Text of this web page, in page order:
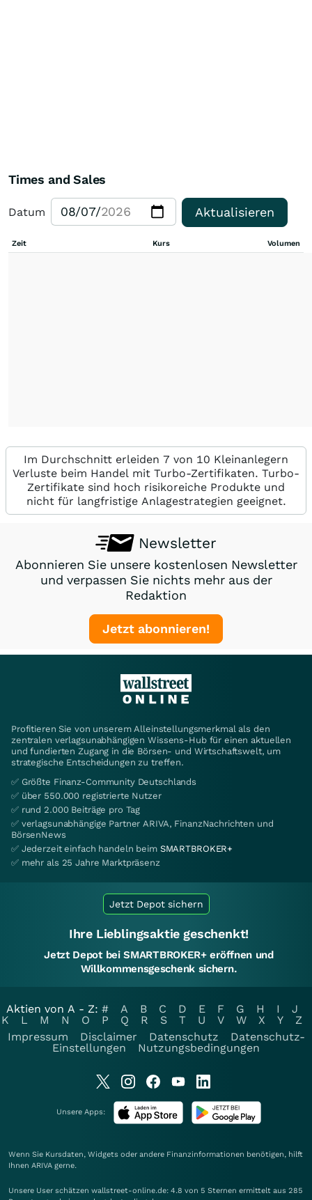
Times and Sales
Datum Aktualisieren
Zeit Kurs Volumen
Im Durchschnitt erleiden 7 von 10 Kleinanlegern
Verluste beim Handel mit Turbo-Zertifikaten. Turbo-
Zertifikate sind hoch risikoreiche Produkte und
nicht für langfristige Anlagestrategien geeignet.
Newsletter
Abonnieren Sie unsere kostenlosen Newsletter
und verpassen Sie nichts mehr aus der
Redaktion
Jetzt abonnieren!
Profitieren Sie von unserem Alleinstellungsmerkmal als den
zentralen verlagsunabhängigen Wissens-Hub für einen aktuellen
und fundierten Zugang in die Börsen- und Wirtschaftswelt, um
strategische Entscheidungen zu treffen.
✅ Größte Finanz-Community Deutschlands
✅ über 550.000 registrierte Nutzer
✅ rund 2.000 Beiträge pro Tag
✅ verlagsunabhängige Partner ARIVA, FinanzNachrichten und
BörsenNews
✅ Jederzeit einfach handeln beim SMARTBROKER+
✅ mehr als 25 Jahre Marktpräsenz
Jetzt Depot sichern
Ihre Lieblingsaktie geschenkt!
Jetzt Depot bei SMARTBROKER+ eröffnen und
Willkommensgeschenk sichern.
Aktien von A - Z: # A B C D E F G H I
J
K
L M N O P Q R S T U V W X Y
Z
Impressum
Disclaimer Datenschutz
Datenschutz-
Einstellungen
Nutzungsbedingungen
Unsere Apps:
Wenn Sie Kursdaten, Widgets oder andere Finanzinformationen benötigen, hilft
Ihnen ARIVA gerne.
Unsere User schätzen wallstreet-online.de: 4.8 von 5 Sternen ermittelt aus 285